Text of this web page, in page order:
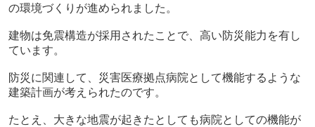
の環境づくりが進められました。
建物は免震構造が採用されたことで、高い防災能力を有し
ています。
防災に関連して、災害医療拠点病院として機能するような
建築計画が考えられたのです。
たとえ、大きな地震が起きたとしても病院としての機能が